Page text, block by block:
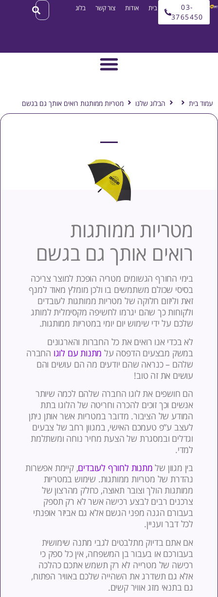
עמוד בית אודות צור קשר בלוג
הבלוג שלנו מטריות ממותגות רואים אותך גם בגשם
מטריות ממותגות
רואים אותך גם בגשם
בימי החורף הגשומים מטריה הופכת למוצר צריכה
בסיסי שכולם משתמשים בו ולכן מומלץ מאוד למנף
זאת וליזום חלוקה של מטריות ממותגות לעובדים
ולקוחות כך שהם יגרמו לחשיפה מקסימלית למותג
שלכם על ידי שימוש יום יומי במטריות ממותגות.
לא בכדי אנו רואים את כל החברות והארגונים
במשק מבצעים הדפסה עלמתנות עם לוגו החברה
שלהם – כנראה שהם יודעים מה הם עושים והם
עושים את זה טוב!
הם חושפים את לוגו החברה שלהם לכמה שיותר
אנשים וכך זוכים להכרה וחריטה של הלוגו בתת
המודע של הציבור. מדובר במטריות אשר אותן ניתן
לעצב ע”פ טעמכם האישי, במגוון רחב של צבעים
וגדלים ובמסגרת של הצעת מחיר נוחה ומשתלמת
בין מגוון שלמתנות לחורף לעובדים, קיימת אפשרות
נהדרת של מטריות ממותגות. שימוש במטריות
ממותגות הולך וצובר תאוצה, כחלק מהרצון של
צרכנים רבים לבצע רכישה אשר לא רק תספק
בעבורם הגנה מפני הגשם אלא גם אביזר אופנתי
לכל דבר ועניין.
אם אתם בדיוק מתלבטים לגבי מתנה שימושית
בעבורכם או בעבור בן המשפחה, אין כל ספק כי
רכישה של מטרייה לא רק תשמש אתכם כהלכה
אלא גם תשדרג את השהייה שלכם באוויר הפתוח,
גם בתנאי מזג אוויר קשים.